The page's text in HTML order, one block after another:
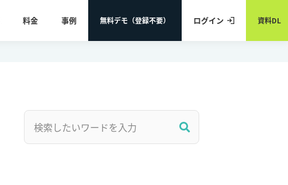
料金 事例 無料デモ（登録不要） ログイン 資料DL